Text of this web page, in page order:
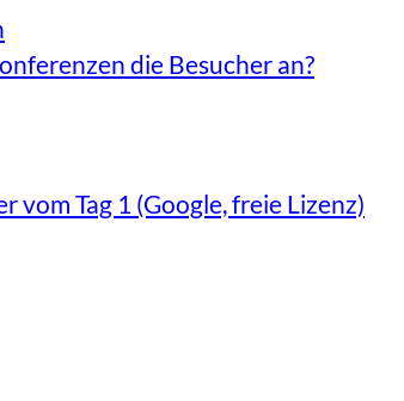
die Besucher an?
vom Tag 1 (Google, freie Lizenz)